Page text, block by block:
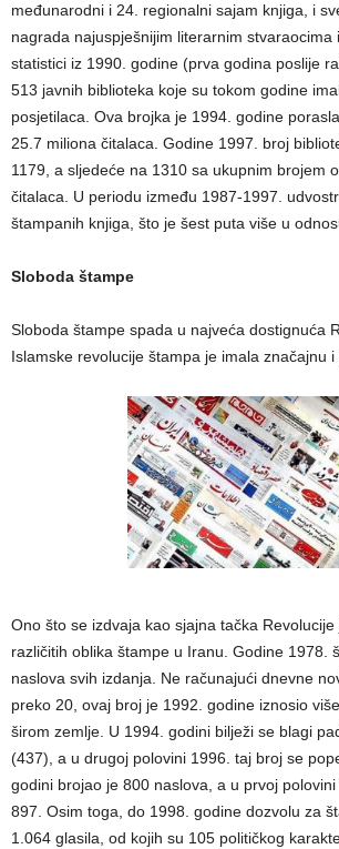
međunarodni i 24. regionalni sajam knjiga, i
nagrada najuspješnijim literarnim stvaraocima
statistici iz 1990. godine (prva godina poslije
513 javnih biblioteka koje su tokom godine
posjetilaca. Ova brojka je 1994. godine
25.7 miliona čitalaca. Godine 1997. broj
1179, a sljedeće na 1310 sa ukupnim brojem
čitalaca. U periodu između 1987-1997.
štampanih knjiga, što je šest puta više u
Sloboda štampe
Sloboda štampe spada u najveća dostignuća
Islamske revolucije štampa je imala značajnu
Ono što se izdvaja kao sjajna tačka
različitih oblika štampe u Iranu. Godine 1978.
naslova svih izdanja. Ne računajući dnevne
preko 20, ovaj broj je 1992. godine iznosio
širom zemlje. U 1994. godini bilježi se blagi
(437), a u drugoj polovini 1996. taj broj se
godini brojao je 800 naslova, a u prvoj
897. Osim toga, do 1998. godine dozvolu za
1.064 glasila, od kojih su 105 političkog